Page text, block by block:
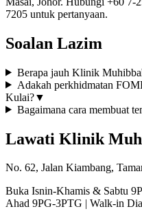
7205 untuk pertanyaan.
Soalan Lazim
Berapa jauh Klinik
Adakah perkhidmatan
Kulai?▼
Bagaimana cara membuat
Lawati Klinik
No. 62, Jalan Kiambang,
Buka Isnin-Khamis & Sabtu
Ahad 9PG-3PTG | Walk-in